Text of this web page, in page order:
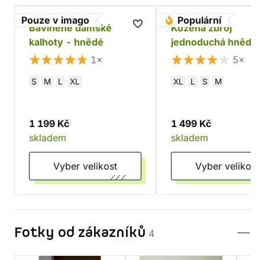
Pouze v imago
Bavlněné dámské
kalhoty - hnědé
1×
S M L XL
1 199 Kč
skladem
Vyber velikost
Populární
Kožená zbroj
jednoduchá hnědá
5×
XL L S M
1 499 Kč
skladem
Vyber velikost
Fotky od zákazníků 4